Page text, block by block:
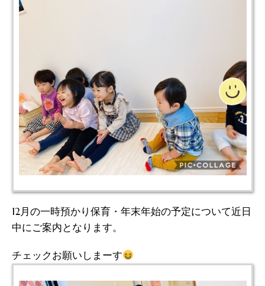
12月の一時預かり保育・年末年始の予定について近日
中にご案内となります。
チェックお願いしまーす